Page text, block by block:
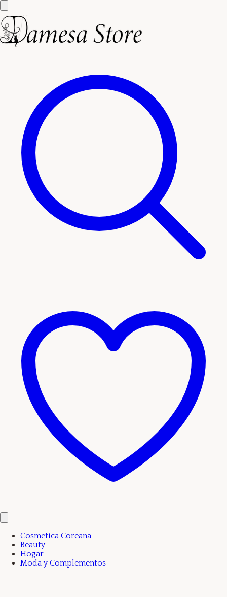
Cosmetica Coreana
Beauty
Hogar
Moda y Complementos